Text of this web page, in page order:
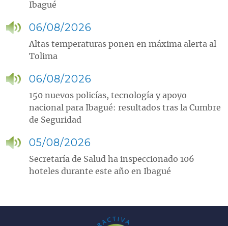
Ibagué
06/08/2026
Altas temperaturas ponen en máxima alerta al
Tolima
06/08/2026
150 nuevos policías, tecnología y apoyo
nacional para Ibagué: resultados tras la Cumbre
de Seguridad
05/08/2026
Secretaría de Salud ha inspeccionado 106
hoteles durante este año en Ibagué